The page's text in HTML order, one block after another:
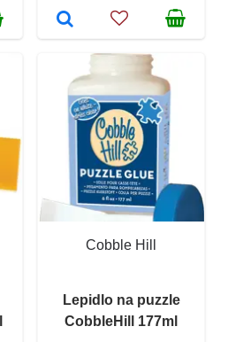
Cobble Hill
Lepidlo na puzzle
CobbleHill 177ml